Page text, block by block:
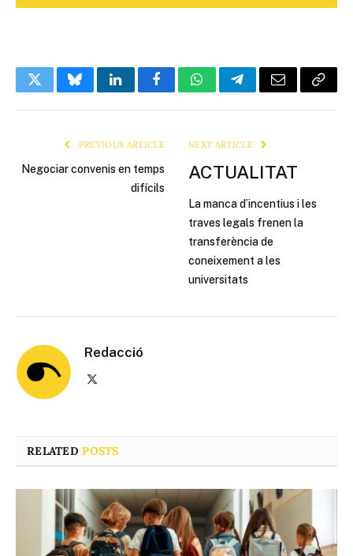
TwitterBlueskyLinkedInFacebookWhatsAppTelegramEmail Copy
PREVIOUS ARTICLE
Negociar convenis en temps
difícils
NEXT ARTICLE
ACTUALITAT
La manca d’incentius i les
traves legals frenen la
transferència de
coneixement a les
universitats
Redacció
RELATEDPOSTS